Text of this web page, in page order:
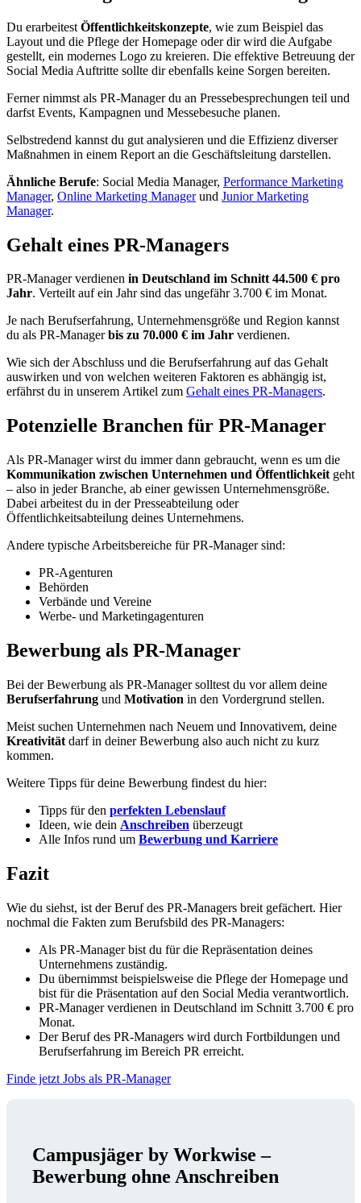
Du erarbeitest Öffentlichkeitskonzepte, wie zum Beispiel das
Layout und die Pflege der Homepage oder dir wird die Aufgabe
gestellt, ein modernes Logo zu kreieren. Die effektive Betreuung der
Social Media Auftritte sollte dir ebenfalls keine Sorgen bereiten.
Ferner nimmst als PR-Manager du an Pressebesprechungen teil und
darfst Events, Kampagnen und Messebesuche planen.
Selbstredend kannst du gut analysieren und die Effizienz diverser
Maßnahmen in einem Report an die Geschäftsleitung darstellen.
Ähnliche Berufe: Social Media Manager, Performance Marketing
Manager, Online Marketing Managerund Junior Marketing
Manager.
Gehalt eines PR-Managers
PR-Manager verdienen in Deutschland im Schnitt 44.500 € pro
Jahr. Verteilt auf ein Jahr sind das ungefähr 3.700 € im Monat.
Je nach Berufserfahrung, Unternehmensgröße und Region kannst
du als PR-Managerbis zu 70.000 € im Jahr verdienen.
Wie sich der Abschluss und die Berufserfahrung auf das Gehalt
auswirken und von welchen weiteren Faktoren es abhängig ist,
erfährst du in unserem Artikel zum Gehalt eines PR-Managers.
Potenzielle Branchen für PR-Manager
Als PR-Manager wirst du immer dann gebraucht, wenn es um die
Kommunikation zwischen Unternehmen und Öffentlichkeit geht
– also in jeder Branche, ab einer gewissen Unternehmensgröße.
Dabei arbeitest du in der Presseabteilung oder
Öffentlichkeitsabteilung deines Unternehmens.
Andere typische Arbeitsbereiche für PR-Manager sind:
PR-Agenturen
Behörden
Verbände und Vereine
Werbe- und Marketingagenturen
Bewerbung als PR-Manager
Bei der Bewerbung als PR-Manager solltest du vor allem deine
Berufserfahrung und Motivation in den Vordergrund stellen.
Meist suchen Unternehmen nach Neuem und Innovativem, deine
Kreativität darf in deiner Bewerbung also auch nicht zu kurz
kommen.
Weitere Tipps für deine Bewerbung findest du hier:
Tipps für den perfekten Lebenslauf
Ideen, wie dein Anschreiben überzeugt
Alle Infos rund um Bewerbung und Karriere
Fazit
Wie du siehst, ist der Beruf des PR-Managers breit gefächert. Hier
nochmal die Fakten zum Berufsbild des PR-Managers:
Als PR-Manager bist du für die Repräsentation deines
Unternehmens zuständig.
Du übernimmst beispielsweise die Pflege der Homepage und
bist für die Präsentation auf den Social Media verantwortlich.
PR-Manager verdienen in Deutschland im Schnitt 3.700 € pro
Monat.
Der Beruf des PR-Managers wird durch Fortbildungen und
Berufserfahrung im Bereich PR erreicht.
Finde jetzt Jobs als PR-Manager
Campusjäger by Workwise –
Bewerbung ohne Anschreiben